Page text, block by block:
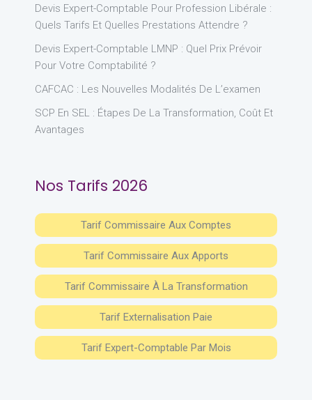
Devis Expert-Comptable Pour Profession Libérale :
Quels Tarifs Et Quelles Prestations Attendre ?
Devis Expert-Comptable LMNP : Quel Prix Prévoir
Pour Votre Comptabilité ?
CAFCAC : Les Nouvelles Modalités De L’examen
SCP En SEL : Étapes De La Transformation, Coût Et
Avantages
Nos Tarifs 2026
Tarif Commissaire Aux Comptes
Tarif Commissaire Aux Apports
Tarif Commissaire À La Transformation
Tarif Externalisation Paie
Tarif Expert-Comptable Par Mois